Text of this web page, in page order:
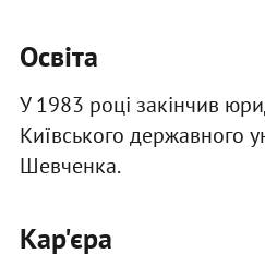
Освіта
У 1983 році закінчив
Київського державного
Шевченка.
Кар'єра